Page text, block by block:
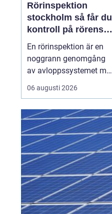
Rörinspektion
stockholm så får du
kontroll på rörens
verkliga skick
En rörinspektion är en
noggrann genomgång
av avloppssystemet med
kamera, där rörens
insida dokumenteras i
att upptäcka skador,
beläggningar och
riskzoner i tid, så att
underhåll, reparation
eller relining kan
planeras smart i...
06 augusti 2026